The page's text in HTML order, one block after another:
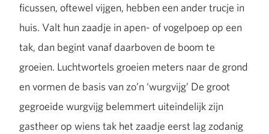
ficussen, oftewel vijgen, hebben een ander trucje in
huis. Valt hun zaadje in apen- of vogelpoep op een
tak, dan begint vanaf daarboven de boom te
groeien. Luchtwortels groeien meters naar de grond
en vormen de basis van zo’n ‘wurgvijg’ De groot
gegroeide wurgvijg belemmert uiteindelijk zijn
gastheer op wiens tak het zaadje eerst lag zodanig